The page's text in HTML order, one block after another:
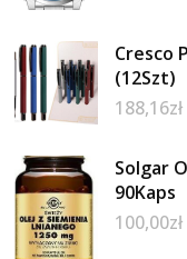
Cresco
(12Szt)
188,16zł
Solgar
90Kaps
100,00zł